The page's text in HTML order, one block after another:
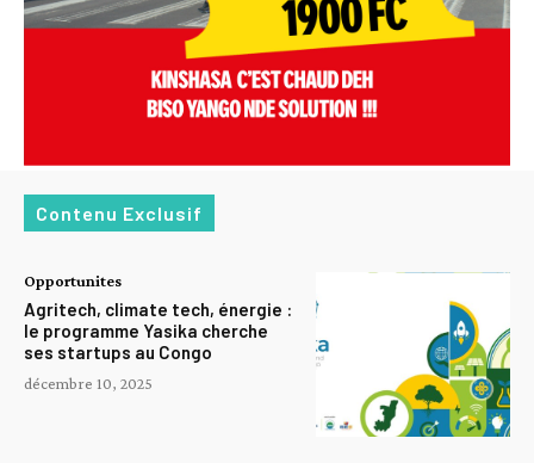
Contenu Exclusif
Opportunites
Agritech, climate tech, énergie :
le programme Yasika cherche
ses startups au Congo
décembre 10, 2025